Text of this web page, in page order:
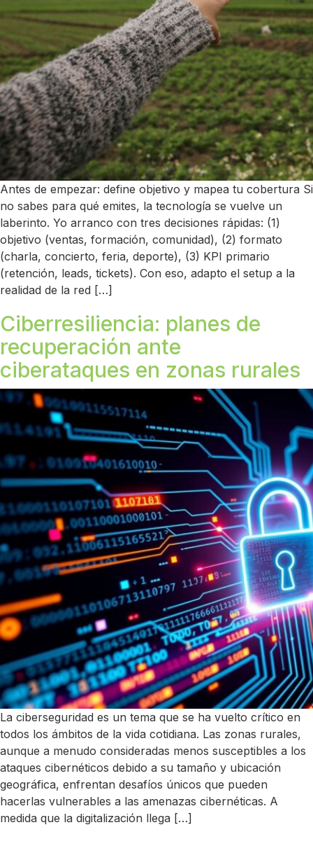
Antes de empezar: define objetivo y mapea tu cobertura Si
no sabes para qué emites, la tecnología se vuelve un
laberinto. Yo arranco con tres decisiones rápidas: (1)
objetivo (ventas, formación, comunidad), (2) formato
(charla, concierto, feria, deporte), (3) KPI primario
(retención, leads, tickets). Con eso, adapto el setup a la
realidad de la red […]
Ciberresiliencia: planes de
recuperación ante
ciberataques en zonas rurales
La ciberseguridad es un tema que se ha vuelto crítico en
todos los ámbitos de la vida cotidiana. Las zonas rurales,
aunque a menudo consideradas menos susceptibles a los
ataques cibernéticos debido a su tamaño y ubicación
geográfica, enfrentan desafíos únicos que pueden
hacerlas vulnerables a las amenazas cibernéticas. A
medida que la digitalización llega […]